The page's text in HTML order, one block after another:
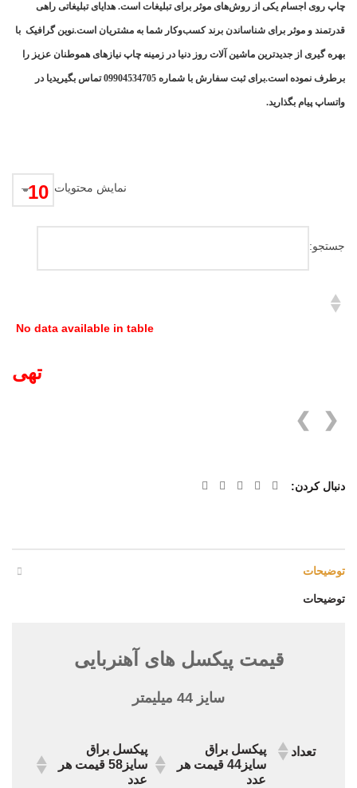
چاپ روی اجسام یکی از روش‌های موثر برای تبلیغات است. هدایای تبلیغاتی راهی
قدرتمند و موثر برای شناساندن برند کسب‌وکار شما به مشتریان است.نوین گرافیک با
بهره گیری از جدیدترین ماشین آلات روز دنیا در زمینه چاپ نیازهای هموطنان عزیز را
برطرف نموده است.برای ثبت سفارش با شماره 09904534705 تماس بگیریدیا در
واتساپ پیام بگذارید.
نمایش محتویات
جستجو:
No data available in table
تهی
❮
❯
دنبال کردن
توضیحات
توضیحات
قیمت پیکسل های آهنربایی
سایز 44 میلیمتر
تعداد
پیکسل براق
سایز44 قیمت هر
عدد
پیکسل براق
سایز58 قیمت هر
عدد